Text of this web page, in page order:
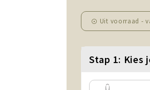
Uit voorraad -
Stap 1: Kies